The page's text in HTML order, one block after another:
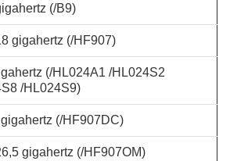
(/B9)
gigahertz (/HF907)
(/HL024A1 /HL024S2
/HL024S9)
(/HF907DC)
gigahertz (/HF907OM)